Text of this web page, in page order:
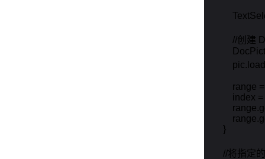
//
        }
//将指